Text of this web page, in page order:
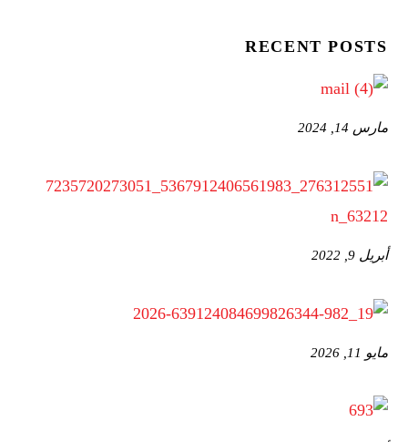
RECENT POSTS
مارس 14, 2024
أبريل 9, 2022
مايو 11, 2026